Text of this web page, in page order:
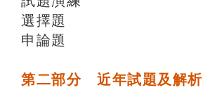
選擇題
申論題
第二部分 近年試題及解析